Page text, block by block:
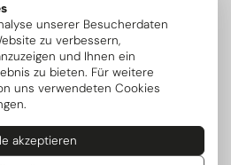
unserer Besucherdaten
zu verbessern,
und Ihnen ein
zu bieten. Für weitere
uns verwendeten Cookies
akzeptieren